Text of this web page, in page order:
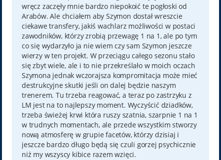
wręcz zaczęły mnie bardzo niepokoić te pogłoski od
Arabów. Ale chciałem aby Szymon dostał wreszcie
ciekawe transfery, jakiś wachlarz możliwości w postaci
zawodników, którzy zrobią przewagę 1 na 1, ale po tym
co się wydarzyło ja nie wiem czy sam Szymon jeszcze
wierzy w ten projekt. W przeciągu całego sezonu stało
się zbyt wiele, ale i to nie przekreślało w moich oczach
Szymona jednak wczorajsza kompromitacja może mieć
destrukcyjne skutki jeśli on dalej będzie naszym
trenerem. Tu trzeba reagować, a teraz po zastrzyku z
LM jest na to najlepszy moment. Wyczyścić dziadków,
trzeba świeżej krwi która ruszy szatnia, szarpnie 1 na 1
w trudnych momentach, ale przede wszystkim stworzy
nową atmosferę w grupie facetów, którzy dzisiaj i
jeszcze bardzo długo będą się czuli gorzej psychicznie
niż my wszyscy kibice razem wzięci.